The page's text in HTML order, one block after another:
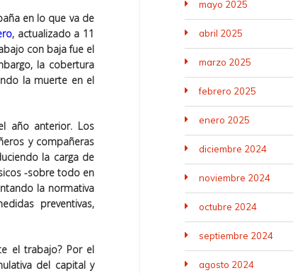
en lo que va de
, actualizado a 11
con baja fue el
la cobertura
la muerte en el
año anterior. Los
y compañeras
la carga de
-sobre todo en
la normativa
preventivas,
el trabajo? Por el
del capital y
mayo 2025
abril 2025
marzo 2025
febrero 2025
enero 2025
diciembre 2024
noviembre 2024
octubre 2024
septiembre 2024
agosto 2024